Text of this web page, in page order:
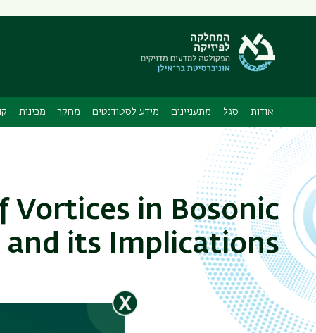
תפריט
משני
אודות סגל מתעניינים מידע לסטודנטים מחקר מכינות
Vortices in Bosonic
and its Implications